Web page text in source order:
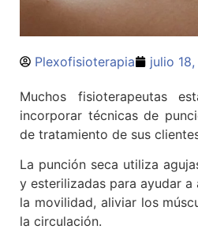
Plexofisioterapia julio
Muchos fisioterapeutas
incorporar técnicas de
de tratamiento de sus
La punción seca utiliza
y esterilizadas para ayudar
la movilidad, aliviar los
la circulación.